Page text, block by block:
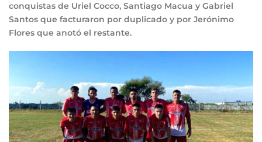
conquistas de Uriel Cocco, Santiago Macua y Gabriel
Santos que facturaron por duplicado y por Jerónimo
Flores que anotó el restante.